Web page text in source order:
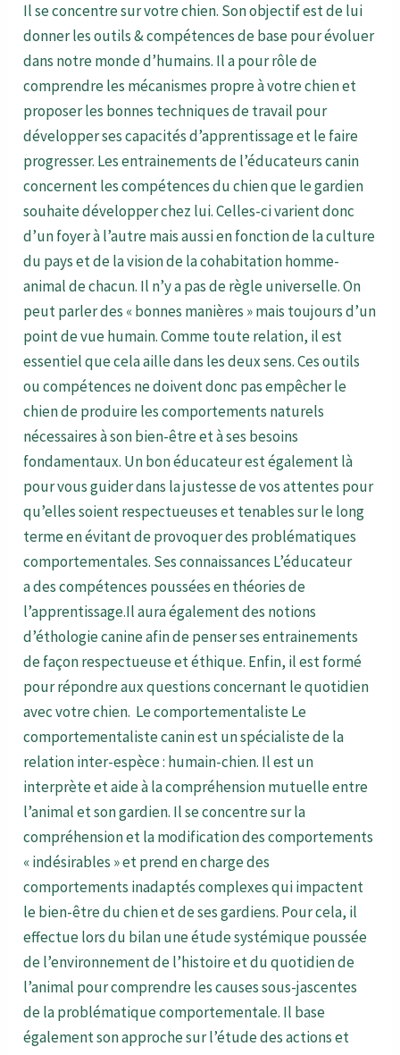
Il se concentre sur votre chien. Son objectif est de lui
donner les outils & compétences de base pour évoluer
dans notre monde d’humains. Il a pour rôle de
comprendre les mécanismes propre à votre chien et
proposer les bonnes techniques de travail pour
développer ses capacités d’apprentissage et le faire
progresser. Les entrainements de l’éducateurs canin
concernent les compétences du chien que le gardien
souhaite développer chez lui. Celles-ci varient donc
d’un foyer à l’autre mais aussi en fonction de la culture
du pays et de la vision de la cohabitation homme-
animal de chacun. Il n’y a pas de règle universelle. On
peut parler des « bonnes manières » mais toujours d’un
point de vue humain. Comme toute relation, il est
essentiel que cela aille dans les deux sens. Ces outils
ou compétences ne doivent donc pas empêcher le
chien de produire les comportements naturels
nécessaires à son bien-être et à ses besoins
fondamentaux. Un bon éducateur est également là
pour vous guider dans la justesse de vos attentes pour
qu’elles soient respectueuses et tenables sur le long
terme en évitant de provoquer des problématiques
comportementales. Ses connaissances L’éducateur
a des compétences poussées en théories de
l’apprentissage.Il aura également des notions
d’éthologie canine afin de penser ses entrainements
de façon respectueuse et éthique. Enfin, il est formé
pour répondre aux questions concernant le quotidien
avec votre chien. Le comportementaliste Le
comportementaliste canin est un spécialiste de la
relation inter-espèce : humain-chien. Il est un
interprète et aide à la compréhension mutuelle entre
l’animal et son gardien. Il se concentre sur la
compréhension et la modification des comportements
« indésirables » et prend en charge des
comportements inadaptés complexes qui impactent
le bien-être du chien et de ses gardiens. Pour cela, il
effectue lors du bilan une étude systémique poussée
de l’environnement de l’histoire et du quotidien de
l’animal pour comprendre les causes sous-jascentes
de la problématique comportementale. Il base
également son approche sur l’étude des actions et